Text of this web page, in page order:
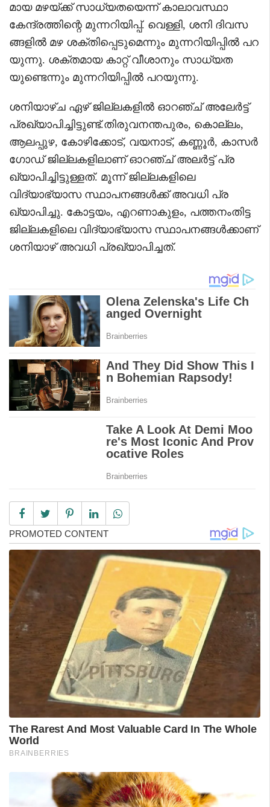
മായ മഴയ്ക്ക് സാധ്യതയെന്ന് കാലാവസ്ഥാ
കേന്ദ്രത്തിന്റെ മുന്നറിയിപ്പ്. വെള്ളി, ശനി ദിവസ
ങ്ങളിൽ മഴ ശക്തിപ്പെടുമെന്നും മുന്നറിയിപ്പിൽ പറ
യുന്നു. ശക്തമായ കാറ്റ് വീശാനും സാധ്യത
യുണ്ടെന്നും മുന്നറിയിപ്പിൽ പറയുന്നു.
ശനിയാഴ്ച ഏഴ് ജില്ലകളിൽ ഓറഞ്ച് അലേർട്ട്
പ്രഖ്യാപിച്ചിട്ടുണ്ട്.തിരുവനന്തപുരം, കൊല്ലം,
ആലപ്പുഴ, കോഴിക്കോട്, വയനാട്, കണ്ണൂർ, കാസർ
ഗോഡ് ജില്ലകളിലാണ് ഓറഞ്ച് അലർട്ട് പ്ര
ഖ്യാപിച്ചിട്ടുള്ളത്. മൂന്ന് ജില്ലകളിലെ
വിദ്യാഭ്യാസ സ്ഥാപനങ്ങൾക്ക് അവധി പ്ര
ഖ്യാപിച്ചു. കോട്ടയം, എറണാകുളം, പത്തനംതിട്ട
ജില്ലകളിലെ വിദ്യാഭ്യാസ സ്ഥാപനങ്ങൾക്കാണ്
ശനിയാഴ് അവധി പ്രഖ്യാപിച്ചത്.